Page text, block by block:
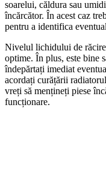
soarelui, căldura sau
încărcător. În acest caz
pentru a identifica
Nivelul lichidului de
optime. În plus, este bine
îndepărtați imediat
acordați curățării
vreți să mențineți piese
funcționare.